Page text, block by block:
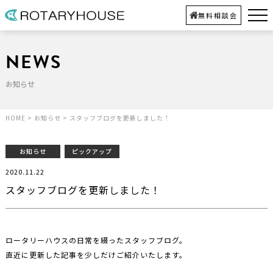
無料相談会
NEWS
お知らせ
HOME > お知らせ > スタッフブログを更新しました！
お知らせ ピックアップ
スタッフブログを更新しました！
2020.11.22
ロータリーハウスの日常を綴ったスタッフブログ。
直近に更新した記事を少しだけご紹介いたします。